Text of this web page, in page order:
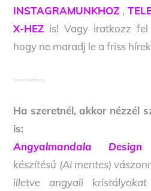
INSTAGRAMUNKHOZ ,
X-HEZ is! Vagy iratkozz
hogy ne maradj le a friss
Roxie Nafousi
Ha szeretnél, akkor nézzél
is:
Angyalmandala Design
készítésű (AI mentes)
illetve angyali